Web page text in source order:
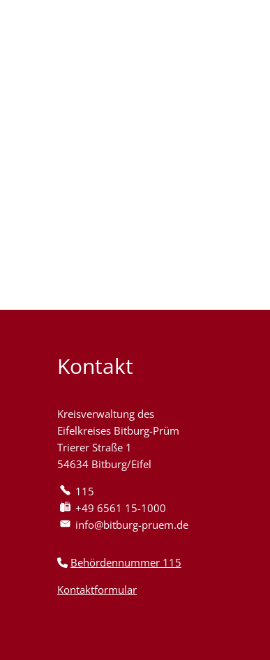
Kontakt
Kreisverwaltung des
Eifelkreises Bitburg-Prüm
Trierer Straße 1
54634 Bitburg/Eifel
115
+49 6561 15-1000
info@bitburg-pruem.de
Behördennummer 115
Kontaktformular